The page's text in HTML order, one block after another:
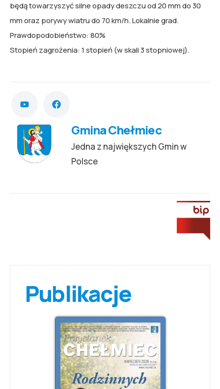
będą towarzyszyć silne opady deszczu od 20 mm do 30
mm oraz porywy wiatru do 70 km/h. Lokalnie grad.
Prawdopodobieństwo: 80%
Stopień zagrożenia: 1 stopień (w skali 3 stopniowej).
Gmina Chełmiec
Jedna z największych Gmin w
Polsce
Publikacje